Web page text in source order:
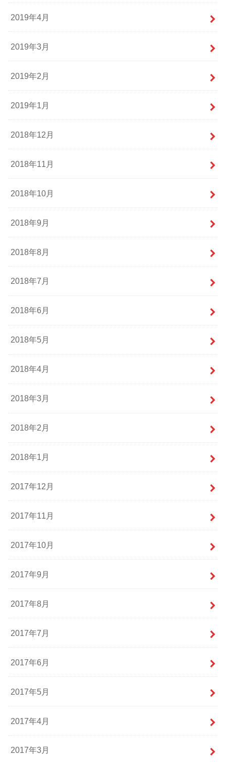
2019年4月
2019年3月
2019年2月
2019年1月
2018年12月
2018年11月
2018年10月
2018年9月
2018年8月
2018年7月
2018年6月
2018年5月
2018年4月
2018年3月
2018年2月
2018年1月
2017年12月
2017年11月
2017年10月
2017年9月
2017年8月
2017年7月
2017年6月
2017年5月
2017年4月
2017年3月